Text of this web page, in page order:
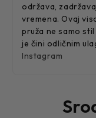
održava,
vremena. Ovaj
pruža ne samo
je čini odličnim
Instagram